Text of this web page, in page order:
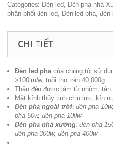
30w
quantity
Categories: Đèn led Đèn pha nhà
phân phối đèn led Đèn led pha đèn
CHI TIẾT
Đèn led pha của chúng tôi sử
>100lm/w, tuổi thọ trên 40,000g.
Thân đèn được làm từ nhôm, tản
Mặt kính thủy tinh chịu lực, kín
Đèn pha ngoài trời: đèn pha
pha 50w, đèn pha 100w
Đèn pha nhà xưởng: đèn pha
đèn pha 300w, đèn pha 400w